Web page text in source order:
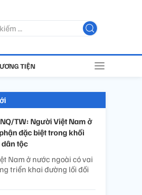
TIỆN
TW: Người Việt Nam ở
đặc biệt trong khối
tộc
Nam ở nước ngoài có vai
triển khai đường lối đối